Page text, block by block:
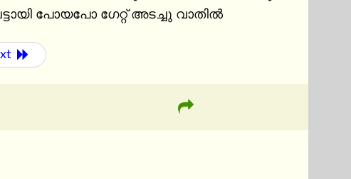
പോയപോ ഗേറ്റ് അടച്ചു വാതിൽ